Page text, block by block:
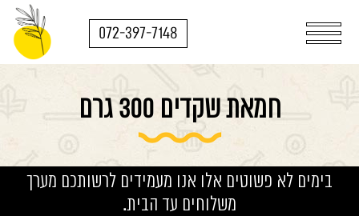
072-397-7148
חמאת שקדים 300 גרם
בימים לא פשוטים אלו אנו מעמידים לרשותכם מערך
משלוחים עד הבית.